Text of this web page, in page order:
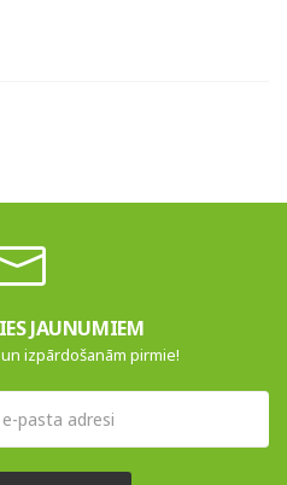
JAUNUMIEM
izpārdošanām pirmie!